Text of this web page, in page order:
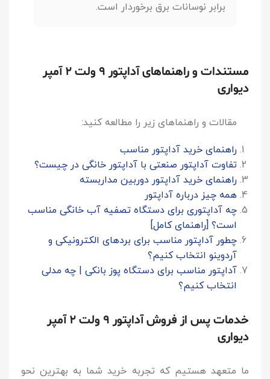
برابر نوسانات برق برخوردار است.
مستندات و راهنماهای آداپتور ۹ ولت 2 آمپر
دیواری
مقالات و راهنماهای زیر را مطالعه کنید:
راهنمای خرید آداپتور مناسب
تفاوت آداپتور صنعتی با آداپتور خانگی در چیست؟
راهنمای خرید آداپتور دوربین مداربسته
همه چیز درباره آداپتور
چه آداپتوری برای دستگاه تصفیه آب خانگی مناسب
است؟ [راهنمای کامل]
چطور آداپتور مناسب برای بردهای الکترونیکی و
آردوینو انتخاب کنیم؟
آداپتور مناسب برای دستگاه پوز بانکی | چه مدلی
انتخاب کنیم؟
خدمات پس از فروش آداپتور ۹ ولت 2 آمپر
دیواری
ما متعهد هستیم که تجربه خرید شما به بهترین نحو